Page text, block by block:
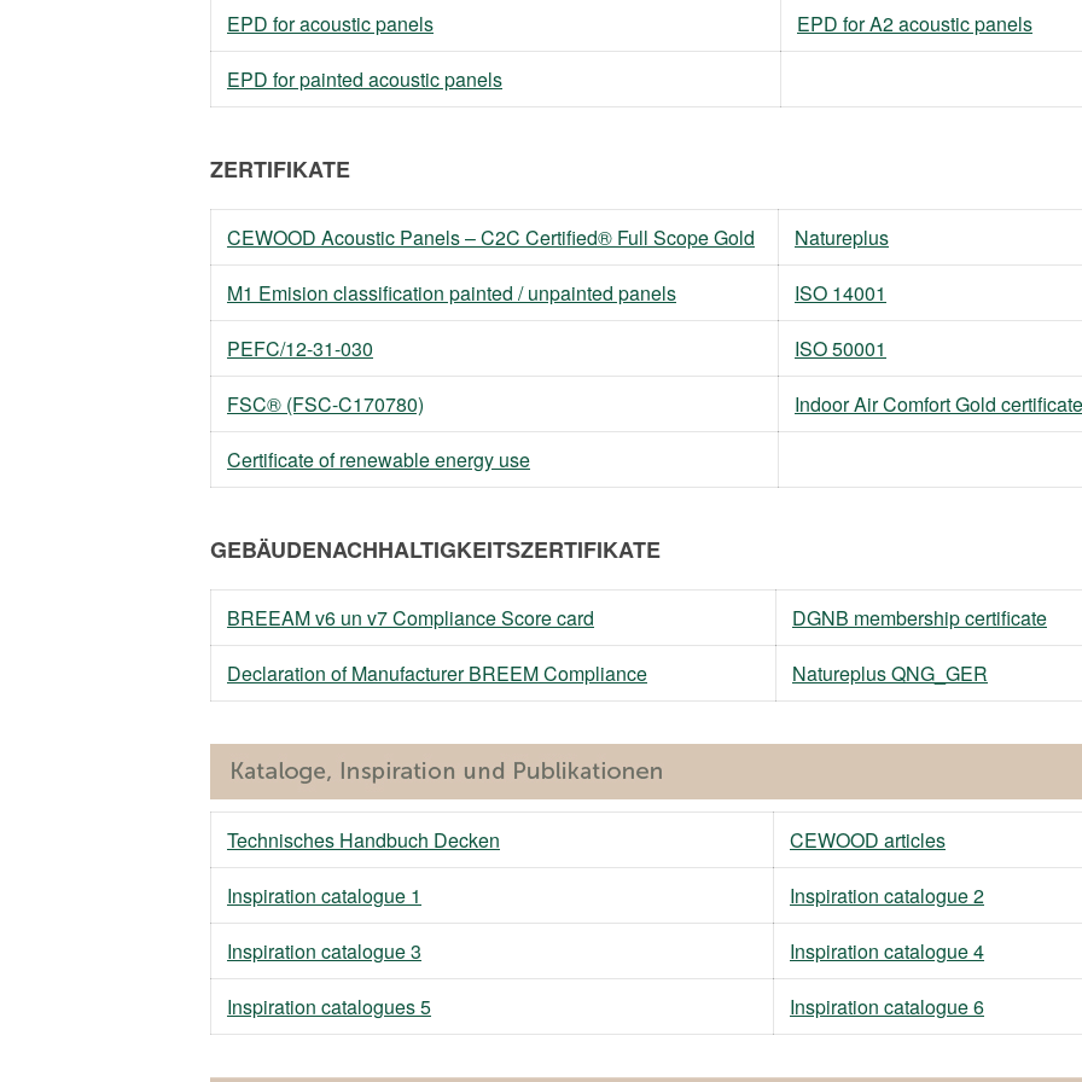
EPD for acoustic panels
EPD for A2 acoustic panels
EPD for painted acoustic panels
ZERTIFIKATE
CEWOOD Acoustic Panels – C2C Certified® Full Scope Gold
Natureplus
M1 Emision classification painted / unpainted panels
ISO 14001
PEFC/12-31-030
ISO 50001
FSC® (FSC-C170780)
Indoor Air Comfort Gold certificate
Certificate of renewable energy use
GEBÄUDENACHHALTIGKEITSZERTIFIKATE
BREEAM v6 un v7 Compliance Score card
DGNB membership certificate
Declaration of Manufacturer BREEM Compliance
Natureplus QNG_GER
Technisches Handbuch Decken
CEWOOD articles
Inspiration catalogue 1
Inspiration catalogue 2
Inspiration catalogue 3
Inspiration catalogue 4
Inspiration catalogues 5
Inspiration catalogue 6